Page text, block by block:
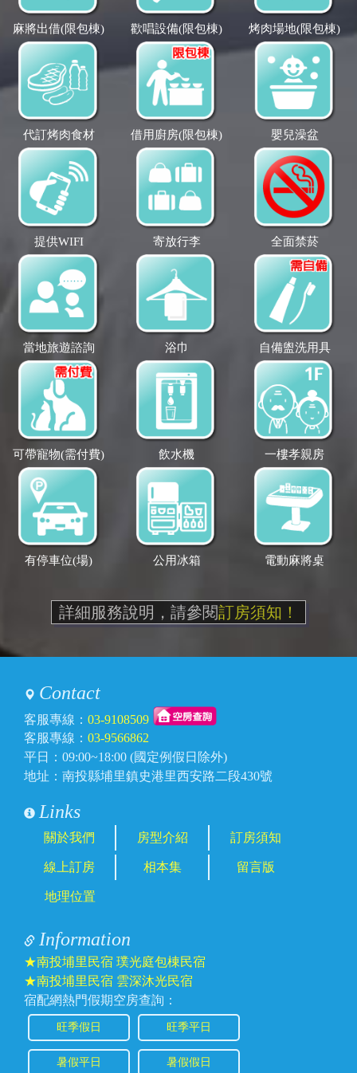
麻將出借(限包棟) 歡唱設備(限包棟) 烤肉場地(限包棟)
代訂烤肉食材 借用廚房(限包棟) 嬰兒澡盆
提供WIFI 寄放行李 全面禁菸
當地旅遊諮詢 浴巾 自備盥洗用具
可帶寵物(需付費) 飲水機 一樓孝親房
有停車位(場) 公用冰箱 電動麻將桌
詳細服務說明，請參閱訂房須知！
Contact
客服專線： 03-9108509
客服專線： 03-9566862
平日：09:00~18:00 (國定例假日除外)
地址：南投縣埔里鎮史港里西安路二段430號
Links
關於我們 房型介紹 訂房須知
線上訂房 相本集 留言版
地理位置
Information
★南投埔里民宿 璞光庭包棟民宿
★南投埔里民宿 雲深沐光民宿
宿配網熱門假期空房查詢：
旺季假日 旺季平日
暑假平日 暑假假日